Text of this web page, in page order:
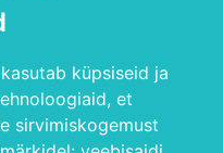
küpsiseid ja
et
sirvimiskogemust
lugeda